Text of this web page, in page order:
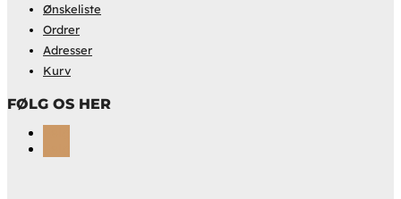
Ønskeliste
Ordrer
Adresser
Kurv
FØLG OS HER